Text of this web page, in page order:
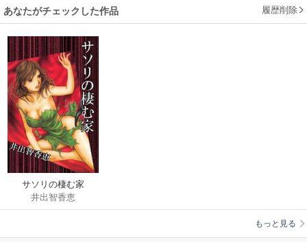
あなたがチェックした作品 履歴削除
サソリの棲む家
井出智香恵
もっと見る